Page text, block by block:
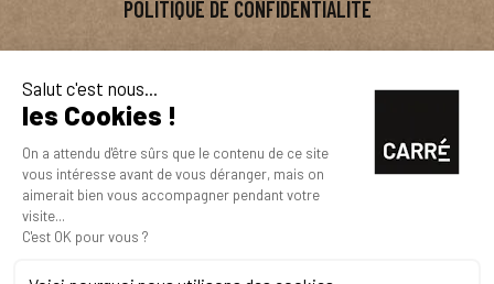
POLITIQUE DE CONFIDENTIALITÉ